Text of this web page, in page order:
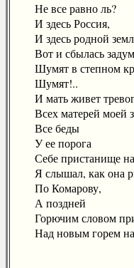
Не все равно ль?
И здесь Россия,
И здесь родной
Вот и сбылась
Шумят в степном
Шумят!..
И мать живет
Всех матерей моей
Все беды
У ее порога
Себе пристанище
Я слышал, как она
По Комарову,
А поздней
Горючим словом
Над новым горем